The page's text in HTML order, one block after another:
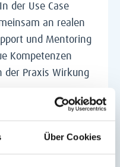
Über Cookies
der Use Case
an realen
und Mentoring
Kompetenzen
Praxis Wirkung
echter
Relevanz,